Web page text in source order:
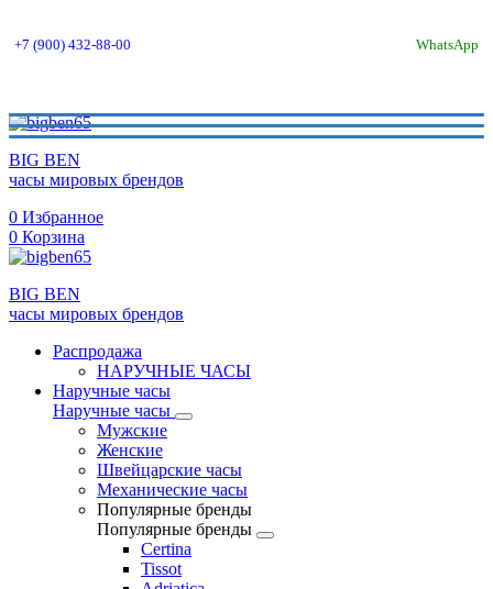
+7 (900) 432-88-00 WhatsApp
BIG BEN
часы мировых брендов
0 Избранное
0 Корзина
BIG BEN
часы мировых брендов
Распродажа
НАРУЧНЫЕ ЧАСЫ
Наручные часы
Наручные часы
Мужские
Женские
Швейцарские часы
Механические часы
Популярные бренды
Популярные бренды
Certina
Tissot